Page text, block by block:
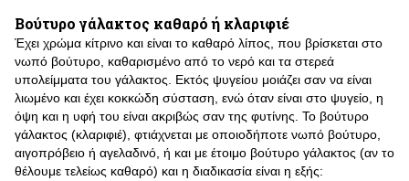
Βούτυρο γάλακτος καθαρό ή κλαριφιέ
Έχει χρώμα κίτρινο και είναι το καθαρό λίπος, που βρίσκεται στο
νωπό βούτυρο, καθαρισμένο από το νερό και τα στερεά
υπολείμματα του γάλακτος. Εκτός ψυγείου μοιάζει σαν να είναι
λιωμένο και έχει κοκκώδη σύσταση, ενώ όταν είναι στο ψυγείο, η
όψη και η υφή του είναι ακριβώς σαν της φυτίνης. Το βούτυρο
γάλακτος (κλαριφιέ), φτιάχνεται με οποιοδήποτε νωπό βούτυρο,
αιγοπρόβειο ή αγελαδινό, ή και με έτοιμο βούτυρο γάλακτος (αν το
θέλουμε τελείως καθαρό) και η διαδικασία είναι η εξής: